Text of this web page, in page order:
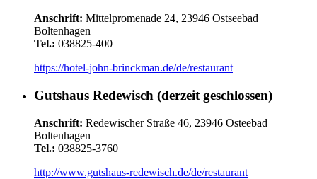
Anschrift: Mittelpromenade 24, 23946 Ostseebad
Boltenhagen
Tel.: 038825-400
https://hotel-john-brinckman.de/de/restaurant
Gutshaus Redewisch (derzeit geschlossen)
Anschrift: Redewischer Straße 46, 23946 Osteebad
Boltenhagen
Tel.: 038825-3760
http://www.gutshaus-redewisch.de/de/restaurant